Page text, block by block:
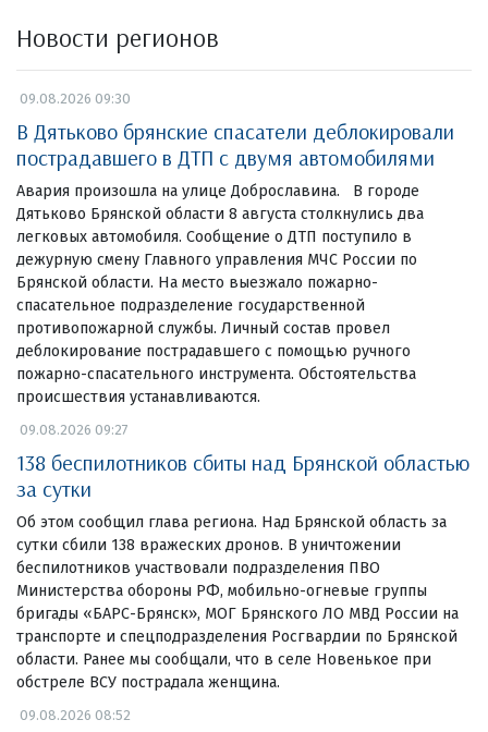
Новости регионов
09.08.2026 09:30
В Дятьково брянские спасатели деблокировали
пострадавшего в ДТП с двумя автомобилями
Авария произошла на улице Доброславина. В городе
Дятьково Брянской области 8 августа столкнулись два
легковых автомобиля. Сообщение о ДТП поступило в
дежурную смену Главного управления МЧС России по
Брянской области. На место выезжало пожарно-
спасательное подразделение государственной
противопожарной службы. Личный состав провел
деблокирование пострадавшего с помощью ручного
пожарно-спасательного инструмента. Обстоятельства
происшествия устанавливаются.
09.08.2026 09:27
138 беспилотников сбиты над Брянской областью
за сутки
Об этом сообщил глава региона. Над Брянской область за
сутки сбили 138 вражеских дронов. В уничтожении
беспилотников участвовали подразделения ПВО
Министерства обороны РФ, мобильно-огневые группы
бригады «БАРС-Брянск», МОГ Брянского ЛО МВД России на
транспорте и спецподразделения Росгвардии по Брянской
области. Ранее мы сообщали, что в селе Новенькое при
обстреле ВСУ пострадала женщина.
09.08.2026 08:52